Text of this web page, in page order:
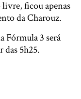
ficou apenas
da Charouz.
Fórmula 3 será
das 5h25.